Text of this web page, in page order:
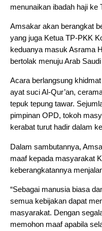
menunaikan ibadah haji ke
Amsakar akan berangkat
yang juga Ketua TP-PKK
keduanya masuk Asrama
bertolak menuju Arab
Acara berlangsung
ayat suci Al-Qur’an,
tepuk tepung tawar.
pimpinan OPD, tokoh
kerabat turut hadir dalam
Dalam sambutannya,
maaf kepada masyarakat
keberangkatannya
“Sebagai manusia biasa
semua kebijakan dapat
masyarakat. Dengan
memohon maaf apabila